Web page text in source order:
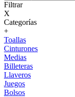
Filtrar
X
Categorías
+
Toallas
Cinturones
Medias
Billeteras
Llaveros
Juegos
Bolsos